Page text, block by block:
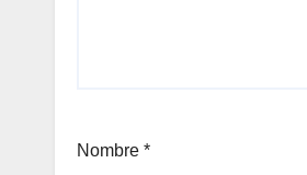
Nombre *